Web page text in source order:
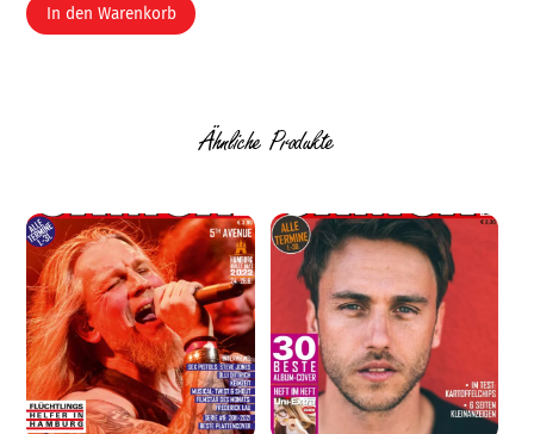
In den Warenkorb
Ähnliche Produkte